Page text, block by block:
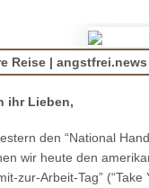
ihr Lieben,
den “National
wir heute den
zur-Arbeit-Tag” (“Take